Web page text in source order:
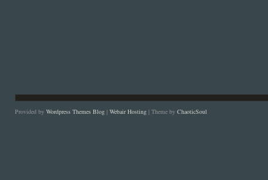
Provided by Wordpress Themes Blog | Webair Hosting | Theme by ChaoticSoul